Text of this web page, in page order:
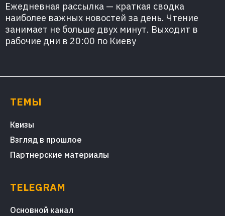
Ежедневная рассылка — краткая сводка
наиболее важных новостей за день. Чтение
занимает не больше двух минут. Выходит в
рабочие дни в 20:00 по Киеву
ТЕМЫ
Квизы
Взгляд в прошлое
Партнерские материалы
TELEGRAM
Основной канал